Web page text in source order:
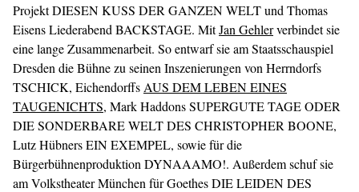
Projekt DIESEN KUSS DER GANZEN WELT und Thomas
Eisens Liederabend BACKSTAGE. MitJan Gehlerverbindet sie
eine lange Zusammenarbeit. So entwarf sie am Staatsschauspiel
Dresden die Bühne zu seinen Inszenierungen von Herrndorfs
TSCHICK, Eichendorffs AUS DEM LEBEN EINES
TAUGENICHTS, Mark Haddons SUPERGUTE TAGE ODER
DIE SONDERBARE WELT DES CHRISTOPHER BOONE,
Lutz Hübners EIN EXEMPEL, sowie für die
Bürgerbühnenproduktion DYNAAAMO!. Außerdem schuf sie
am Volkstheater München für Goethes DIE LEIDEN DES